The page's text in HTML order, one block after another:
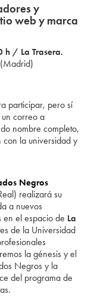
y
web y marca
h / La Trasera.
participar, pero sí
correo a
nombre completo,
la universidad y
Negros
realizará su
a nuevos
en el espacio de La
de la Universidad
la génesis y el
Negros y la
del programa de